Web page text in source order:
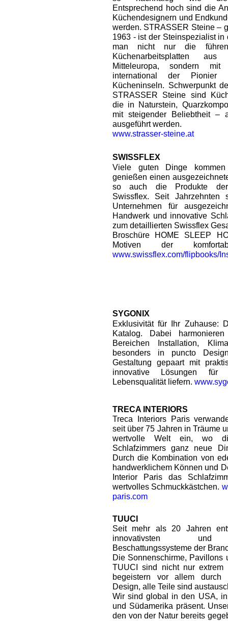
Entsprechend hoch sind die
Küchendesignern und
werden. STRASSER Steine –
1963 - ist der Steinspezialist in
man nicht nur die
Küchenarbeitsplatten
Mitteleuropa, sondern mit
international der Pionier
Kücheninseln. Schwerpunkt
STRASSER Steine sind
die in Naturstein,
mit steigender Beliebtheit –
ausgeführt werden.
www.strasser-steine.at
SWISSFLEX
Viele guten Dinge
genießen einen
so auch die Produkte der
Swissflex. Seit Jahrzehnten
Unternehmen für
Handwerk und innovative
zum detaillierten Swissflex
Broschüre HOME SLEEP
Motiven der
www.swissflex.com/flipbooks/
SYGONIX
Exklusivität für Ihr Zuhause:
Katalog. Dabei
Bereichen Installation,
besonders in puncto
Gestaltung gepaart mit
innovative Lösungen für
Lebensqualität liefern.
TRECA INTERIORS
Treca Interiors Paris
seit über 75 Jahren in Träume
wertvolle Welt ein, wo
Schlafzimmers ganz neue
Durch die Kombination von
handwerklichem Können und
Interior Paris das
wertvolles Schmuckkästchen.
paris.com
TUUCI
Seit mehr als 20 Jahren
innovativsten und
Beschattungssysteme der
Die Sonnenschirme, Pavillons
TUUCI sind nicht nur extrem
begeistern vor allem durch
Design, alle Teile sind
Wir sind global in den USA,
und Südamerika präsent.
den von der Natur bereits